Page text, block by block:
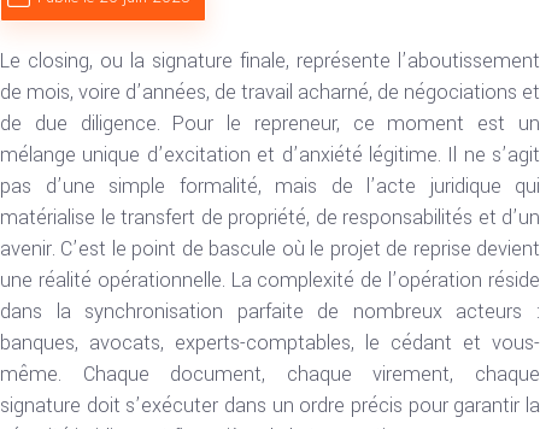
Le closing, ou la signature finale, représente l’aboutissement
de mois, voire d’années, de travail acharné, de négociations et
de due diligence. Pour le repreneur, ce moment est un
mélange unique d’excitation et d’anxiété légitime. Il ne s’agit
pas d’une simple formalité, mais de l’acte juridique qui
matérialise le transfert de propriété, de responsabilités et d’un
avenir. C’est le point de bascule où le projet de reprise devient
une réalité opérationnelle. La complexité de l’opération réside
dans la synchronisation parfaite de nombreux acteurs :
banques, avocats, experts-comptables, le cédant et vous-
même. Chaque document, chaque virement, chaque
signature doit s’exécuter dans un ordre précis pour garantir la